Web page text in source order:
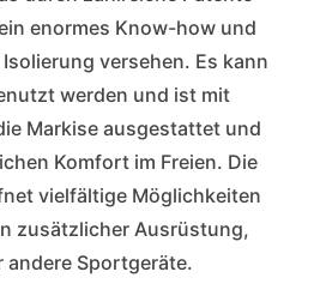
enormes Know-how und
versehen. Es kann
werden und ist mit
Markise ausgestattet und
Komfort im Freien. Die
vielfältige Möglichkeiten
zusätzlicher Ausrüstung,
andere Sportgeräte.